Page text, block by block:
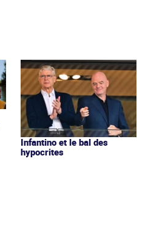
Infantino et le bal des
hypocrites